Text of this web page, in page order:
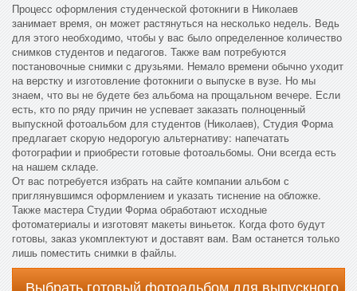
Процесс оформления студенческой фотокниги в Николаев
занимает время, он может растянуться на несколько недель. Ведь
для этого необходимо, чтобы у вас было определенное количество
снимков студентов и педагогов. Также вам потребуются
постановочные снимки с друзьями. Немало времени обычно уходит
на верстку и изготовление фотокниги о выпуске в вузе. Но мы
знаем, что вы не будете без альбома на прощальном вечере. Если
есть, кто по ряду причин не успевает заказать полноценный
выпускной фотоальбом для студентов (Николаев), Студия Форма
предлагает скорую недорогую альтернативу: напечатать
фотографии и приобрести готовые фотоальбомы. Они всегда есть
на нашем складе.
От вас потребуется избрать на сайте компании альбом с
приглянувшимся оформлением и указать тиснение на обложке.
Также мастера Студии Форма обработают исходные
фотоматериалы и изготовят макеты виньеток. Когда фото будут
готовы, заказ укомплектуют и доставят вам. Вам останется только
лишь поместить снимки в файлы.
Выбрать готовый фотоальбом для выпускного